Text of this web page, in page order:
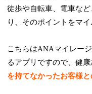
徒歩や自転車、電車な
り、そのポイントをマ
こちらはANAマイレー
るアプリですので、健康
を持てなかったお客様